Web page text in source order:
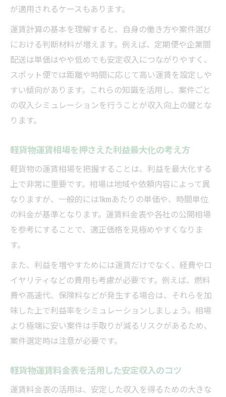
黒ナンバーの運賃料金表作成で注意する点
貨物軽自動車運送事業運賃料金表作成の流
れ
効率的な料金設定で実現する軽貨物の手取りア
ップ術
軽貨物の効率的な運賃設定で手取りを上げ
る方法
ツ
軽貨物案件別の歩合制の収入アップ事例
軽貨物の高単価案件を狙う料金設定の工夫
荷物や距離ごとの軽貨物運賃相場を理解しよう
軽貨物運賃相場を知るための情報収集ポイ
軽貨物運賃料金表ダウンロード時の注意点
黒ナンバー軽貨物の運賃相場の傾向
軽貨物の荷物別運賃相場を比較する方法
収入シミュレーションで軽貨物案件を選ぶポイ
ント
れ
軽貨物運賃料金表を使った案件比較のコツ
が適用されるケースもあります。
運賃計算の基本を理解すると、自身の働き方や案件選び
における判断材料が増えます。例えば、定期便や企業間
配送は単価はやや低めでも安定収入につながりやすく、
スポット便では距離や時間に応じて高い運賃を設定しや
すい傾向があります。これらの知識を活用し、案件ごと
の収入シミュレーションを行うことが収入向上の鍵とな
ります。
軽貨物運賃相場を押さえた利益最大化の考え方
軽貨物の運賃相場を把握することは、利益を最大化する
上で非常に重要です。相場は地域や依頼内容によって異
なりますが、一般的には1kmあたりの単価や、時間単位
の料金が基準となります。運賃料金表や各社の公開相場
を参考にすることで、適正価格を見極めやすくなりま
す。
また、利益を増やすためには運賃だけでなく、経費やロ
イヤリティなどの費用も考慮が必要です。例えば、燃料
費や高速代、保険料などが発生する場合は、それらを加
味した上で利益率をシミュレーションしましょう。相場
より極端に安い案件は手取りが減るリスクがあるため、
案件選定時は注意が必要です。
軽貨物運賃料金表を活用した安定収入のコツ
運賃料金表の活用は、安定した収入を得るための大きな